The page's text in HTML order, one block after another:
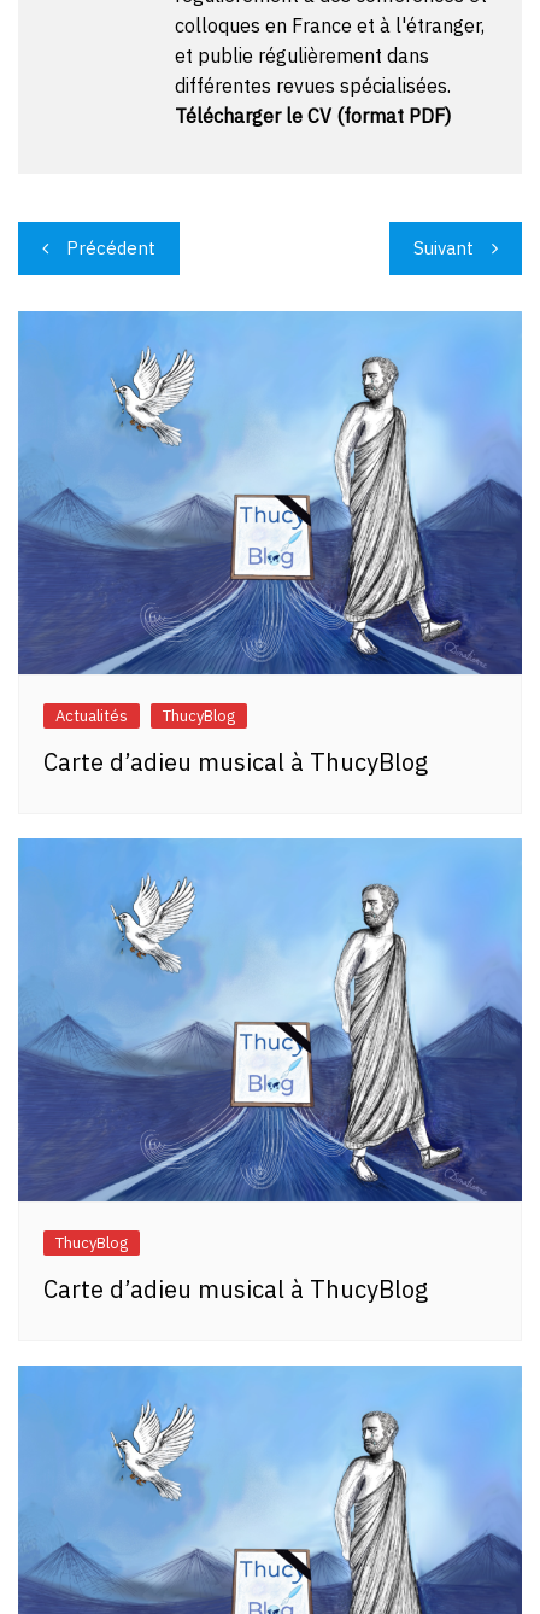
colloques en France et à l'étranger,
et publie régulièrement dans
différentes revues spécialisées.
Télécharger le CV (format PDF)
Navigation
de
l’article
Précédent Suivant
Actualités ThucyBlog
Carte d’adieu musical à ThucyBlog
ThucyBlog
Carte d’adieu musical à ThucyBlog